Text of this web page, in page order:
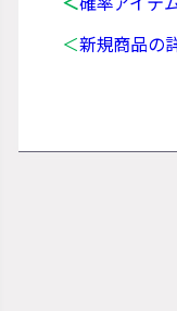
＜新規商品の